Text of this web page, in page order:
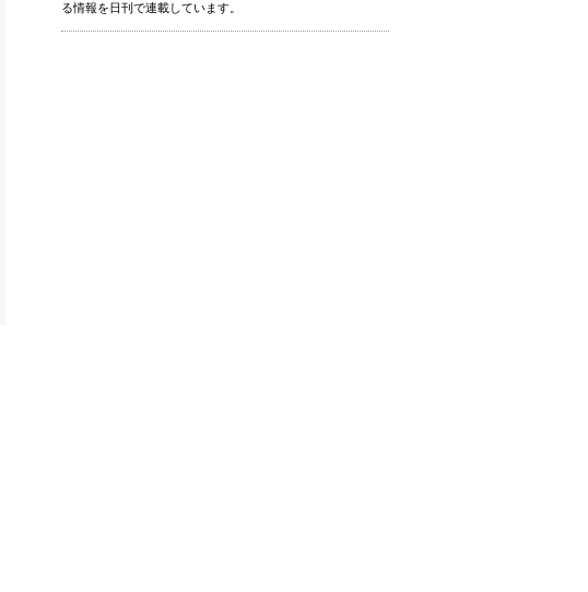
る情報を日刊で連載しています。